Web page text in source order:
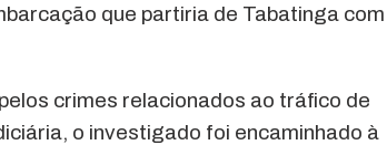
que partiria de Tabatinga com
crimes relacionados ao tráfico de
o investigado foi encaminhado à